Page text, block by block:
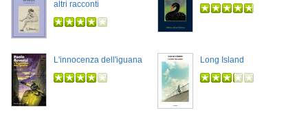
altri racconti
L'innocenza dell'iguana Long Island